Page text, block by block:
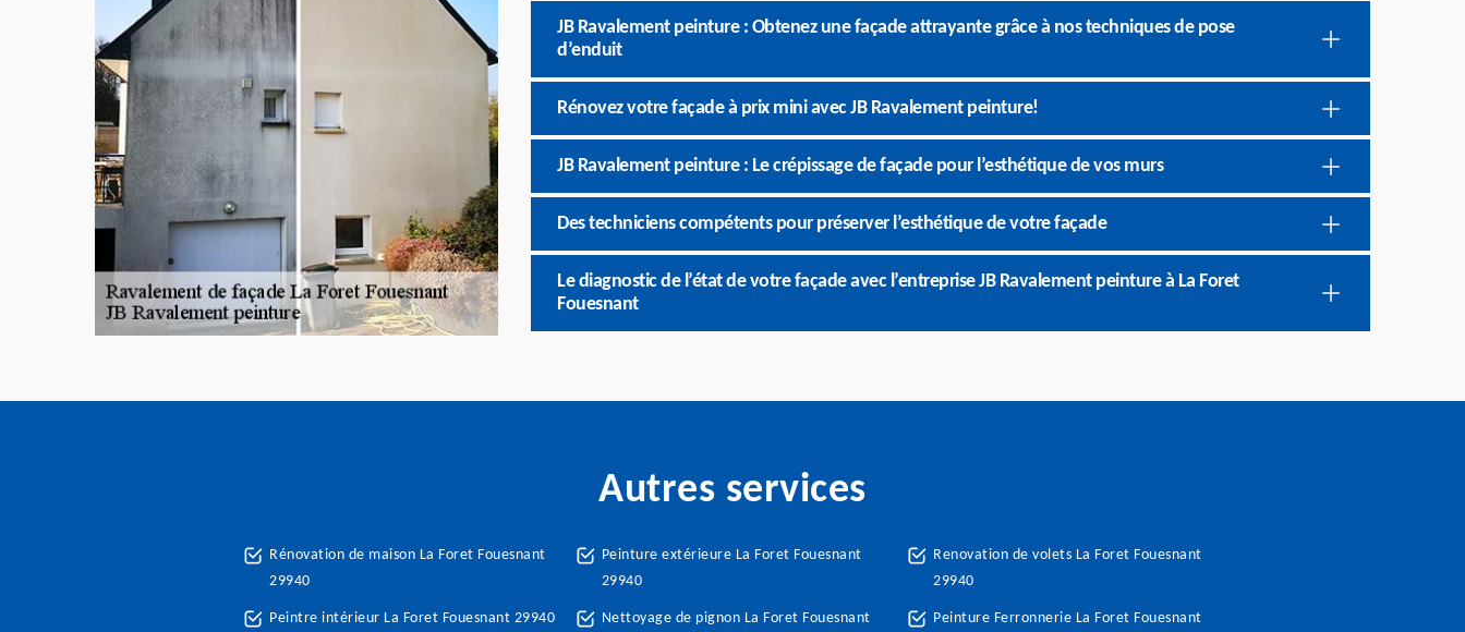
JB Ravalement peinture : Obtenez une façade attrayante grâce à nos techniques de pose
d’enduit
Rénovez votre façade à prix mini avec JB Ravalement peinture!
JB Ravalement peinture : Le crépissage de façade pour l’esthétique de vos murs
Des techniciens compétents pour préserver l’esthétique de votre façade
Le diagnostic de l’état de votre façade avec l’entreprise JB Ravalement peinture à La Foret
Fouesnant
Autres services
Rénovation de maison La Foret Fouesnant
29940
Peintre intérieur La Foret Fouesnant 29940
Peinture extérieure La Foret Fouesnant
29940
Nettoyage de pignon La Foret Fouesnant
Renovation de volets La Foret Fouesnant
29940
Peinture Ferronnerie La Foret Fouesnant